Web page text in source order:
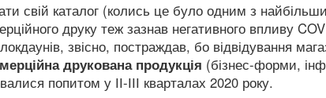
свій каталог (колись це було одним з
друку теж зазнав негативного впливу
звісно, постраждав, бо відвідування
друкована продукція (бізнес-форми,
попитом у ІІ-ІІІ кварталах 2020 року.